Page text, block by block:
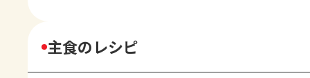
主食のレシピ